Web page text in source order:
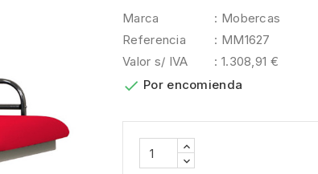
Marca
: Mobercas
Referencia
: MM1627
Valor s/ IVA
: 1.308,91 €
 Por encomienda